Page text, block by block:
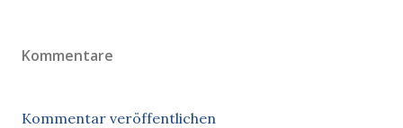
Kommentare
Kommentar veröffentlichen